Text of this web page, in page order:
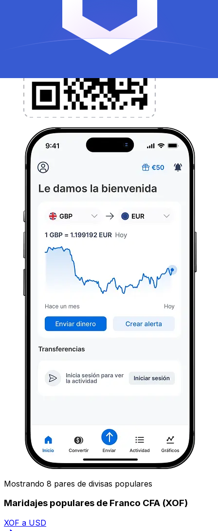
Mostrando 8 pares de divisas populares
Maridajes populares de Franco CFA (XOF)
XOF a USD